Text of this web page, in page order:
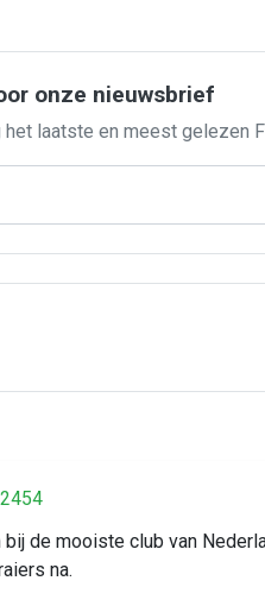
onze nieuwsbrief
het laatste en meest gelezen
de mooiste club van
na.